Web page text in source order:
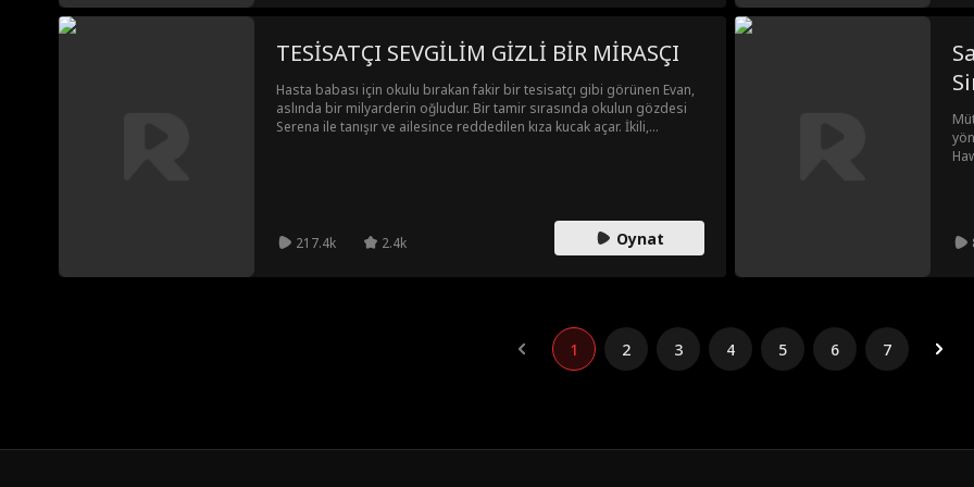
TESİSATÇI SEVGİLİM GİZLİ BİR MİRASÇI
Hasta babası için okulu bırakan fakir bir tesisatçı gibi görünen Evan,
aslında bir milyarderin oğludur. Bir tamir sırasında okulun gözdesi
Serena ile tanışır ve ailesince reddedilen kıza kucak açar. İkili,
217.4k 2.4k Oynat
1 2 3 4 5 6 7